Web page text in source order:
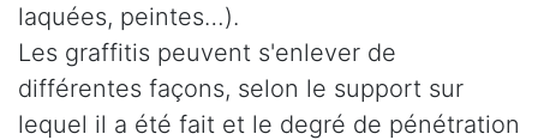
laquées, peintes…).
Les graffitis peuvent s'enlever de
différentes façons, selon le support sur
lequel il a été fait et le degré de pénétration